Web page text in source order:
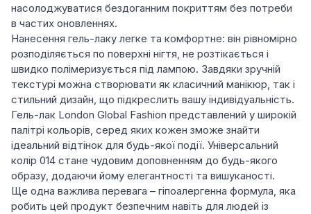
насолоджуватися бездоганним покриттям без потреби
в частих оновленнях.
Нанесення гель-лаку легке та комфортне: він рівномірно
розподіляється по поверхні нігтя, не розтікається і
швидко полімеризується під лампою. Завдяки зручній
текстурі можна створювати як класичний манікюр, так і
стильний дизайн, що підкреслить вашу індивідуальність.
Гель-лак London Global Fashion представлений у широкій
палітрі кольорів, серед яких кожен зможе знайти
ідеальний відтінок для будь-якої події. Універсальний
колір 014 стане чудовим доповненням до будь-якого
образу, додаючи йому елегантності та вишуканості.
Ще одна важлива перевага – гіпоалергенна формула, яка
робить цей продукт безпечним навіть для людей із